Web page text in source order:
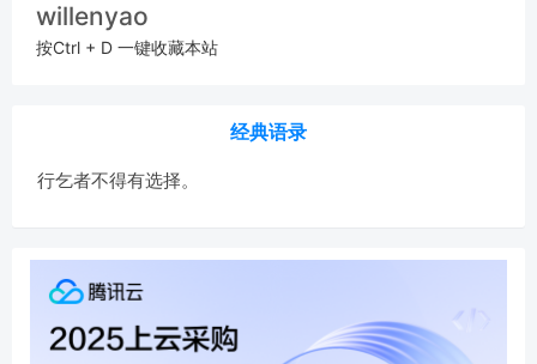
willenyao
按Ctrl + D 一键收藏本站
经典语录
行乞者不得有选择。